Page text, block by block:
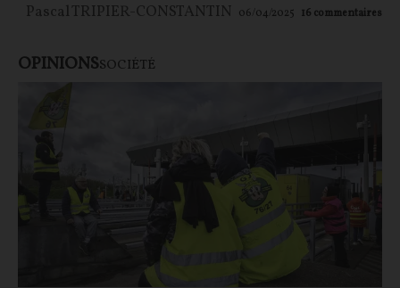
Pascal TRIPIER-CONSTANTIN 06/04/2025 16 commentaires
OPINIONSSOCIÉTÉ